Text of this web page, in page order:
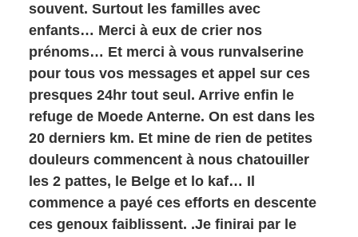
souvent. Surtout les familles avec
enfants… Merci à eux de crier nos
prénoms… Et merci à vous runvalserine
pour tous vos messages et appel sur ces
presques 24hr tout seul. Arrive enfin le
refuge de Moede Anterne. On est dans les
20 derniers km. Et mine de rien de petites
douleurs commencent à nous chatouiller
les 2 pattes, le Belge et lo kaf… Il
commence a payé ces efforts en descente
ces genoux faiblissent. .Je finirai par le